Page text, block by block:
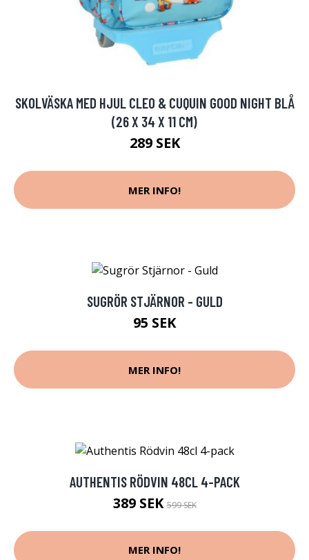
SKOLVÄSKA MED HJUL CLEO & CUQUIN GOOD NIGHT BLÅ
(26 X 34 X 11 CM)
289 SEK
MER INFO!
SUGRÖR STJÄRNOR - GULD
95 SEK
MER INFO!
AUTHENTIS RÖDVIN 48CL 4-PACK
389 SEK599 SEK
MER INFO!